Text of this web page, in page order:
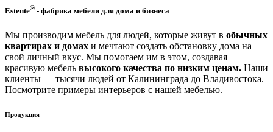
Estente® - фабрика мебели для дома и бизнеса
Мы производим мебель для людей, которые живут в обычных
квартирах и домах и мечтают создать обстановку дома на
свой личный вкус. Мы помогаем им в этом, создавая
красивую мебель высокого качества по низким ценам. Наши
клиенты ― тысячи людей от Калининграда до Владивостока.
Посмотрите примеры интерьеров с нашей мебелью.
Продукция